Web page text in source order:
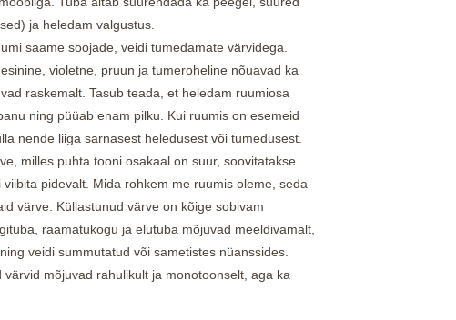
ja heledam valgustus.
saame soojade, veidi tumedamate värvidega.
violetne, pruun ja tumeroheline nõuavad ka
raskemalt. Tasub teada, et heledam ruumiosa
ning püüab enam pilku. Kui ruumis on esemeid
nende liiga sarnasest heledusest või tumedusest.
milles puhta tooni osakaal on suur, soovitatakse
pidevalt. Mida rohkem me ruumis oleme, seda
värve. Küllastunud värve on kõige sobivam
raamatukogu ja elutuba mõjuvad meeldivamalt,
veidi summutatud või sametistes nüanssides.
mõjuvad rahulikult ja monotoonselt, aga ka